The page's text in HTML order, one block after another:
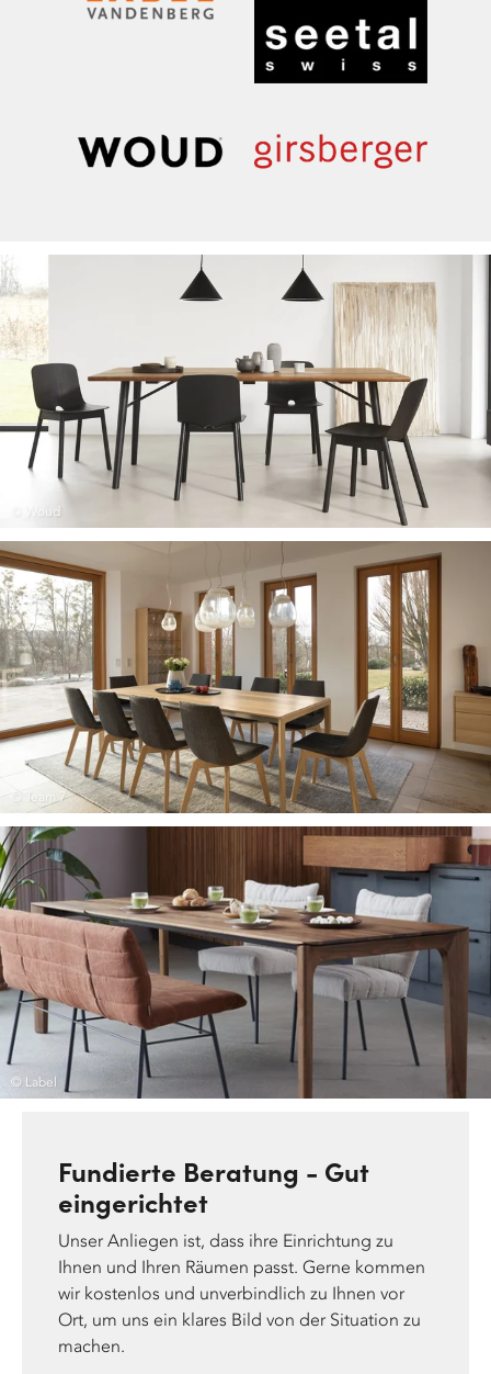
© Woud
© Team 7
© Label
Fundierte Beratung - Gut
eingerichtet
Unser Anliegen ist, dass ihre Einrichtung zu
Ihnen und Ihren Räumen passt. Gerne kommen
wir kostenlos und unverbindlich zu Ihnen vor
Ort, um uns ein klares Bild von der Situation zu
machen.